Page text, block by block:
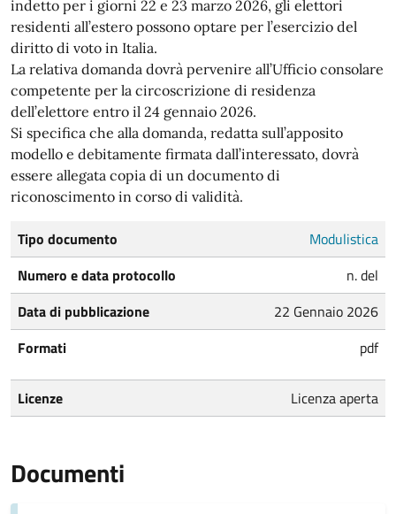
indetto per i giorni 22 e 23 marzo 2026, gli elettori
residenti all’estero possono optare per l’esercizio del
diritto di voto in Italia.
La relativa domanda dovrà pervenire all’Ufficio consolare
competente per la circoscrizione di residenza
dell’elettore entro il 24 gennaio 2026.
Si specifica che alla domanda, redatta sull’apposito
modello e debitamente firmata dall’interessato, dovrà
essere allegata copia di un documento di
riconoscimento in corso di validità.
Tipo documento
Modulistica
Numero e data protocollo
n. del
Data di pubblicazione
22 Gennaio 2026
Formati
pdf
Licenze Licenza aperta
Documenti